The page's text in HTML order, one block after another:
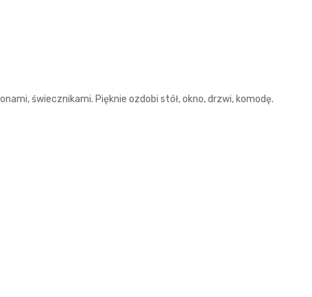
świecznikami. Pięknie ozdobi stół, okno, drzwi, komodę.